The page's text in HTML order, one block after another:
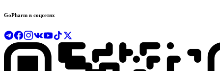
GoPharm в соцсетях